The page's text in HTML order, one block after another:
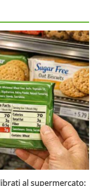
al supermercato: